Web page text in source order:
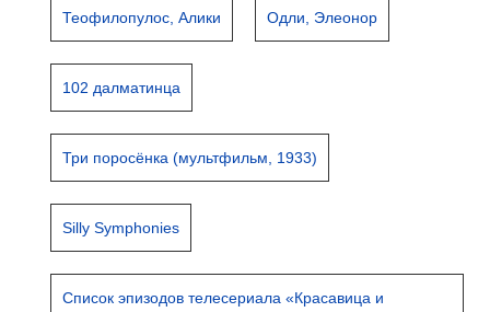
Теофилопулос, Алики Одли, Элеонор
102 далматинца
Три поросёнка (мультфильм, 1933)
Silly Symphonies
Список эпизодов телесериала «Красавица и